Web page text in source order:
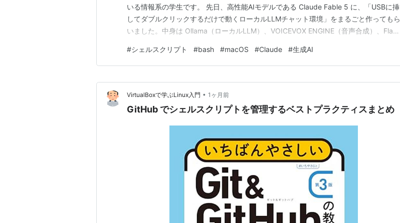
いる情報系の学生です。 先日、高性能AIモデルである Claude Fable 5 に、「USBに挿
してダブルクリックするだけで動くローカルLLMチャット環境」をまるごと作ってもら
いました。中身は Ollama（ローカルLLM）、VOICEVOX ENGINE（音声合成）、Flask
（start_mac.command）には、「USBをどのMacに挿しても…
#シェルスクリプト #bash #macOS #Claude #生成AI
VirtualBoxで学ぶLinux入門 • 1ヶ月前
GitHub でシェルスクリプトを管理するベストプラクティスまとめ